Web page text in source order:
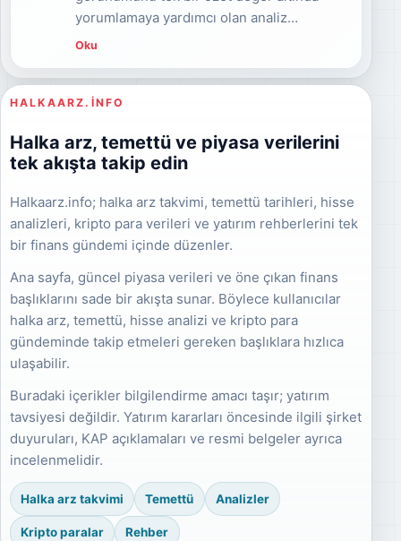
yorumlamaya yardımcı olan analiz
yaklaşımıdır. RSI, MACD, hareketli
direnç, volatilite ve momentum gibi teknik
metrikler birlikte değerlendirilerek
nötr bölgede olup olmadığı anlaşılmaya
çalışılır. Teknik skor yatırım tavsiyesi değil,
bir göstergedir.
Oku
HALKAARZ.INFO
Halka arz, temettü ve piyasa verilerini
tek akışta takip edin
Halkaarz.info; halka arz takvimi, temettü tarihleri, hisse
analizleri, kripto para verileri ve yatırım rehberlerini tek
bir finans gündemi içinde düzenler.
Ana sayfa, güncel piyasa verileri ve öne çıkan finans
başlıklarını sade bir akışta sunar. Böylece kullanıcılar
halka arz, temettü, hisse analizi ve kripto para
gündeminde takip etmeleri gereken başlıklara hızlıca
ulaşabilir.
Buradaki içerikler bilgilendirme amacı taşır; yatırım
tavsiyesi değildir. Yatırım kararları öncesinde ilgili şirket
duyuruları, KAP açıklamaları ve resmi belgeler ayrıca
incelenmelidir.
Halka arz takvimi Temettü Analizler
Kripto paralar Rehber